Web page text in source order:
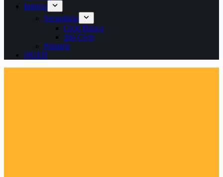
Ingreso
Secundaria
Ciclo Básico
2do Ciclo
Primaria
SIGED